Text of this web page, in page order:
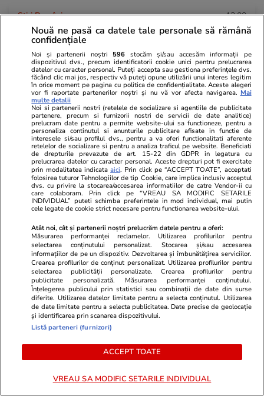
Știri România 12:00
Aproape toată țara a intrat de la ora 12 sub
avertizare de furtuni cu grindină și ploi
torențiale de până la 50 l/mp
Știri România
Schimbarea la Față a Domnului 2026 – tradiții
și superstiții
Știri România 08:15
Aplicația e-Terra ANCPI: anunțul Guvernului
privind reluarea activității în cadastru
Bani și Afaceri 08:24
Benzina s-a ieftinit, joi, 6 august 2026. Cât
costă un litru de carburant în București, Iași,
Cluj-Napoca, Timișoara și Constanța
Nouă ne pasă ca datele tale personale să rămână
confidențiale
Noi și partenerii noștri 596 stocăm și/sau accesăm informații pe
dispozitivul dvs., precum identificatorii cookie unici pentru prelucrarea
datelor cu caracter personal. Puteți accepta sau gestiona preferințele dvs.
făcând clic mai jos, respectiv vă puteți opune utilizării unui interes legitim
în orice moment pe pagina cu politica de confidențialitate. Aceste alegeri
vor fi raportate partenerilor noștri și nu vă vor afecta navigarea. Mai
multe detalii
Noi si partenerii nostri (retelele de socializare si agentiile de publicitate
partenere, precum si furnizorii nostri de servicii de date analitice)
prelucram date pentru a permite website-ului sa functioneze, pentru a
personaliza continutul si anunturile publicitare afisate in functie de
interesele si/sau profilul dvs., pentru a va oferi functionalitati aferente
retelelor de socializare si pentru a analiza traficul pe website. Beneficiati
de drepturile prevazute de art. 15-22 din GDPR in legatura cu
prelucrarea datelor cu caracter personal. Aceste drepturi pot fi exercitate
prin modalitatea indicataaici. Prin click pe “ACCEPT TOATE”, acceptati
folosirea tuturor Tehnologiilor de tip Cookie, care implica inclusiv acceptul
dvs. cu privire la stocarea/accesarea informatiilor de catre Vendor-ii cu
care colaboram. Prin click pe “VREAU SA MODIFIC SETARILE
INDIVIDUAL” puteti schimba preferintele in mod individual, mai putin
cele legate de cookie strict necesare pentru functionarea website-ului.
Atât noi, cât și partenerii noștri prelucrăm datele pentru a oferi:
Măsurarea performanței reclamelor. Utilizarea profilurilor pentru
selectarea conținutului personalizat. Stocarea și/sau accesarea
informațiilor de pe un dispozitiv. Dezvoltarea și îmbunătățirea serviciilor.
Crearea profilurilor de conținut personalizat. Utilizarea profilurilor pentru
selectarea publicității personalizate. Crearea profilurilor pentru
publicitate personalizată. Măsurarea performanței conținutului.
Înțelegerea publicului prin statistici sau combinații de date din surse
diferite. Utilizarea datelor limitate pentru a selecta conținutul. Utilizarea
de date limitate pentru a selecta publicitatea. Date precise de geolocație
și identificarea prin scanarea dispozitivului.
Listă parteneri (furnizori)
ACCEPT TOATE
VREAU SA MODIFIC SETARILE INDIVIDUAL